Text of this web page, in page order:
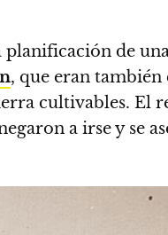
de
, que eran
cultivables. El
a irse y se